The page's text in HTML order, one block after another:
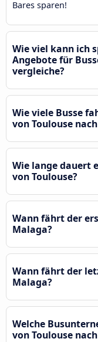
Bares sparen!
Wie viel kann ich
Angebote für
vergleiche?
Wie viele Busse
von Toulouse
Wie lange dauert
von Toulouse?
Wann fährt der
Malaga?
Wann fährt der
Malaga?
Welche
von Toulouse